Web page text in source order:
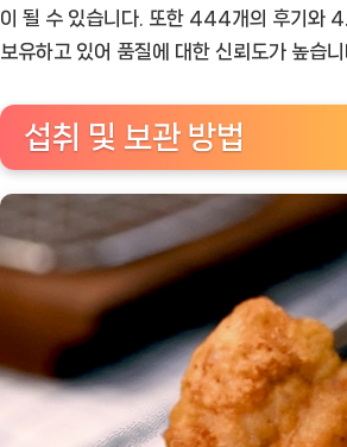
이 될 수 있습니다. 또한 444개의 후기와
보유하고 있어 품질에 대한 신뢰도가 높습니
섭취 및 보관 방법